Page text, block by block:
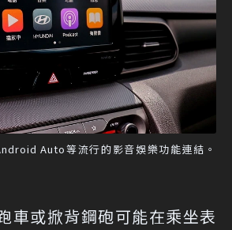
Auto等流行的影音娛樂功能連結。
車或掀背鋼砲可能在乘坐表